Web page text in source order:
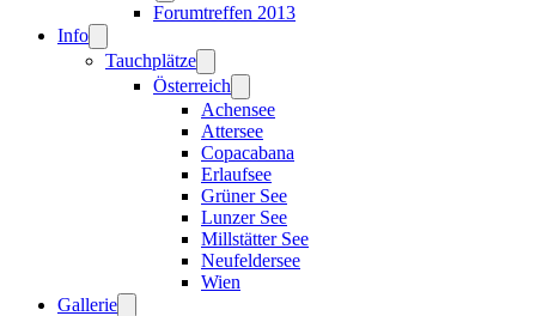
Forumtreffen 2013
Info
Tauchplätze
Österreich
Achensee
Attersee
Copacabana
Erlaufsee
Grüner See
Lunzer See
Millstätter See
Neufeldersee
Wien
Gallerie